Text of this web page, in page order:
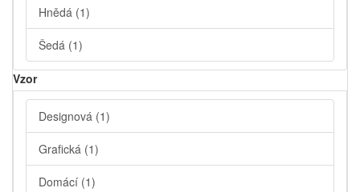
Hnědá (1)
Šedá (1)
Vzor
Designová (1)
Grafická (1)
Domácí (1)